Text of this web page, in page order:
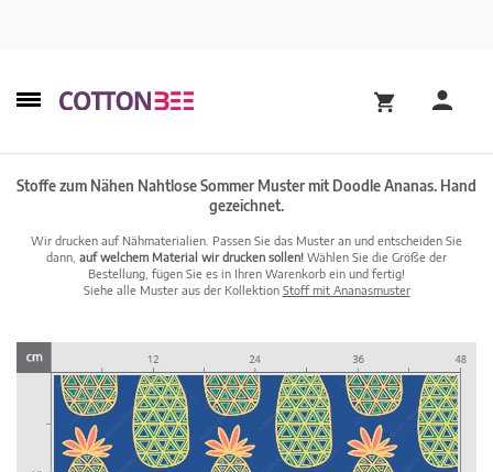
Stoffe zum Nähen Nahtlose Sommer Muster mit Doodle Ananas. Hand
gezeichnet.
Wir drucken auf Nähmaterialien. Passen Sie das Muster an und entscheiden Sie
dann, auf welchem Material wir drucken sollen! Wählen Sie die Größe der
Bestellung, fügen Sie es in Ihren Warenkorb ein und fertig!
Siehe alle Muster aus der Kollektion Stoff mit Ananasmuster